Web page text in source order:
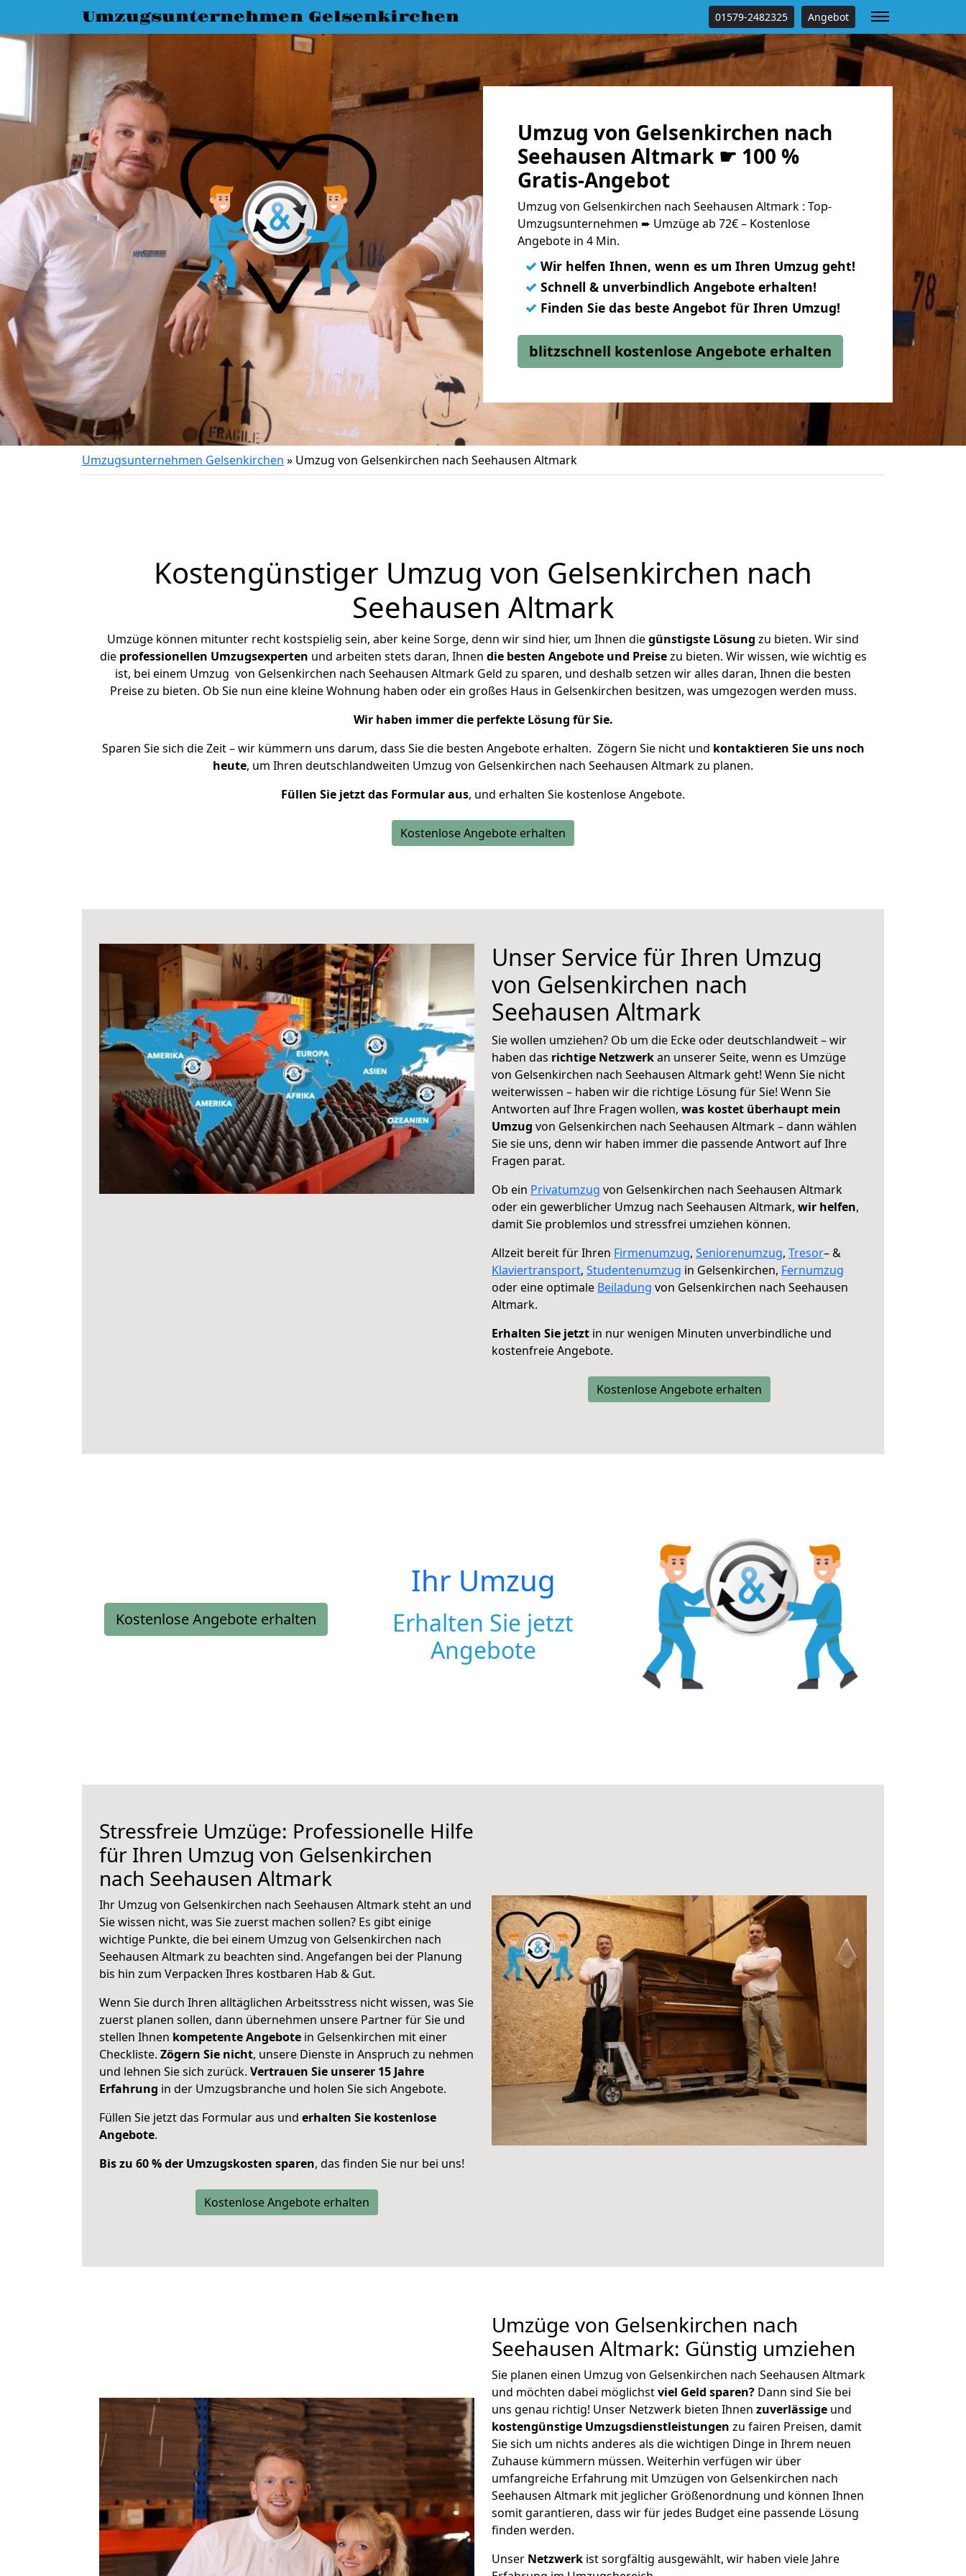
Umzugsunternehmen Gelsenkirchen 01579-2482325 Angebot
Umzug von Gelsenkirchen nach
Seehausen Altmark ☛ 100 %
Gratis-Angebot
Umzug von Gelsenkirchen nach Seehausen Altmark : Top-
Umzugsunternehmen ➨ Umzüge ab 72€ – Kostenlose
Angebote in 4 Min.
✓ Wir helfen Ihnen, wenn es um Ihren Umzug geht!
✓ Schnell & unverbindlich Angebote erhalten!
✓ Finden Sie das beste Angebot für Ihren Umzug!
blitzschnell kostenlose Angebote erhalten
Umzugsunternehmen Gelsenkirchen » Umzug von Gelsenkirchen nach Seehausen Altmark
Kostengünstiger Umzug von Gelsenkirchen nach
Seehausen Altmark
Umzüge können mitunter recht kostspielig sein, aber keine Sorge, denn wir sind hier, um Ihnen diegünstigste Lösung zu bieten. Wir sind
die professionellen Umzugsexperten und arbeiten stets daran, Ihnen die besten Angebote und Preisezu bieten. Wir wissen, wie wichtig es
ist, bei einem Umzug von Gelsenkirchen nach Seehausen Altmark Geld zu sparen, und deshalb setzen wir alles daran, Ihnen die besten
Preise zu bieten. Ob Sie nun eine kleine Wohnung haben oder ein großes Haus in Gelsenkirchen besitzen, was umgezogen werden muss.
Wir haben immer die perfekte Lösung für Sie.
Sparen Sie sich die Zeit – wir kümmern uns darum, dass Sie die besten Angebote erhalten. Zögern Sie nicht und kontaktieren Sie uns noch
heute, um Ihren deutschlandweiten Umzug von Gelsenkirchen nach Seehausen Altmark zu planen.
Füllen Sie jetzt das Formular aus, und erhalten Sie kostenlose Angebote.
Kostenlose Angebote erhalten
Unser Service für Ihren Umzug
von Gelsenkirchen nach
Seehausen Altmark
Sie wollen umziehen? Ob um die Ecke oder deutschlandweit – wir
haben das richtige Netzwerkan unserer Seite, wenn es Umzüge
von Gelsenkirchen nach Seehausen Altmark geht! Wenn Sie nicht
weiterwissen – haben wir die richtige Lösung für Sie! Wenn Sie
Antworten auf Ihre Fragen wollen, was kostet überhaupt mein
Umzug von Gelsenkirchen nach Seehausen Altmark – dann wählen
Sie sie uns, denn wir haben immer die passende Antwort auf Ihre
Fragen parat.
Ob ein Privatumzug von Gelsenkirchen nach Seehausen Altmark
oder ein gewerblicher Umzug nach Seehausen Altmark, wir helfen,
damit Sie problemlos und stressfrei umziehen können.
Allzeit bereit für Ihren Firmenumzug, Seniorenumzug, Tresor– &
Klaviertransport, Studentenumzug in Gelsenkirchen, Fernumzug
oder eine optimale Beiladung von Gelsenkirchen nach Seehausen
Altmark.
Erhalten Sie jetzt in nur wenigen Minuten unverbindliche und
kostenfreie Angebote.
Kostenlose Angebote erhalten
Kostenlose Angebote erhalten
Ihr Umzug
Erhalten Sie jetzt
Angebote
Stressfreie Umzüge: Professionelle Hilfe
für Ihren Umzug von Gelsenkirchen
nach Seehausen Altmark
Ihr Umzug von Gelsenkirchen nach Seehausen Altmark steht an und
Sie wissen nicht, was Sie zuerst machen sollen? Es gibt einige
wichtige Punkte, die bei einem Umzug von Gelsenkirchen nach
Seehausen Altmark zu beachten sind. Angefangen bei der Planung
bis hin zum Verpacken Ihres kostbaren Hab & Gut.
Wenn Sie durch Ihren alltäglichen Arbeitsstress nicht wissen, was Sie
zuerst planen sollen, dann übernehmen unsere Partner für Sie und
stellen Ihnen kompetente Angebote in Gelsenkirchen mit einer
Checkliste. Zögern Sie nicht, unsere Dienste in Anspruch zu nehmen
und lehnen Sie sich zurück. Vertrauen Sie unserer 15 Jahre
Erfahrung in der Umzugsbranche und holen Sie sich Angebote.
Füllen Sie jetzt das Formular aus und erhalten Sie kostenlose
Angebote.
Bis zu 60 % der Umzugskosten sparen, das finden Sie nur bei uns!
Kostenlose Angebote erhalten
Umzüge von Gelsenkirchen nach
Seehausen Altmark: Günstig umziehen
Sie planen einen Umzug von Gelsenkirchen nach Seehausen Altmark
und möchten dabei möglichstviel Geld sparen? Dann sind Sie bei
uns genau richtig! Unser Netzwerk bieten Ihnen zuverlässige und
kostengünstige Umzugsdienstleistungen zu fairen Preisen, damit
Sie sich um nichts anderes als die wichtigen Dinge in Ihrem neuen
Zuhause kümmern müssen. Weiterhin verfügen wir über
umfangreiche Erfahrung mit Umzügen von Gelsenkirchen nach
Seehausen Altmark mit jeglicher Größenordnung und können Ihnen
somit garantieren, dass wir für jedes Budget eine passende Lösung
finden werden.
Unser Netzwerk ist sorgfältig ausgewählt, wir haben viele Jahre